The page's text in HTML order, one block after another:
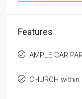
Features
AMPLE CAR
CHURCH within